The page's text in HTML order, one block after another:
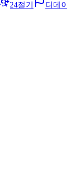
24절기 디데